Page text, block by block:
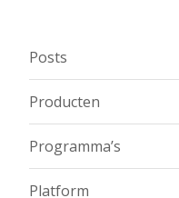
Posts
Producten
Programma’s
Platform